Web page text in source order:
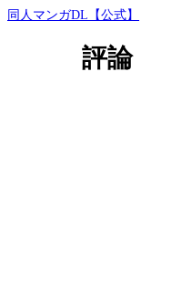
同人マンガDL【公式】
評論